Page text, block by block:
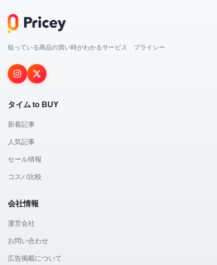
狙っている商品の買い時がわかるサービス プライシー
タイム to BUY
新着記事
人気記事
セール情報
コスパ比較
会社情報
運営会社
お問い合わせ
広告掲載について